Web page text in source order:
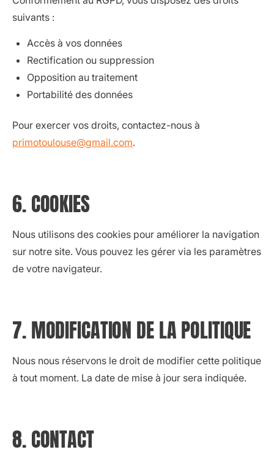
suivants :
Accès à vos données
Rectification ou suppression
Opposition au traitement
Portabilité des données
Pour exercer vos droits, contactez-nous à
primotoulouse@gmail.com.
6. COOKIES
Nous utilisons des cookies pour améliorer la navigation
sur notre site. Vous pouvez les gérer via les paramètres
de votre navigateur.
7. MODIFICATION DE LA POLITIQUE
Nous nous réservons le droit de modifier cette politique
à tout moment. La date de mise à jour sera indiquée.
8. CONTACT